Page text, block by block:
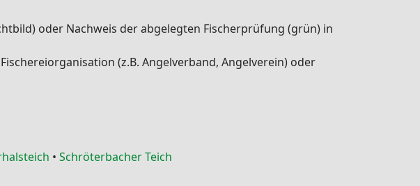
oder Nachweis der abgelegten Fischerprüfung (grün) in
(z.B. Angelverband, Angelverein) oder
• Schröterbacher Teich